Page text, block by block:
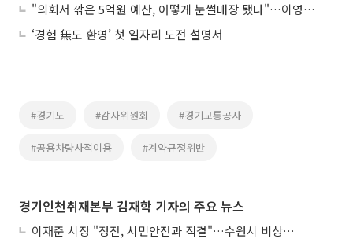
"의회서 깎은 5억원 예산, 어떻게 눈썰매장 됐나"…이영희 의원, 경기도 예산집행 정면 질타
‘경험 無도 환영’ 첫 일자리 도전 설명서
#경기도 #감사위원회 #경기교통공사
#공용차량사적이용 #계약규정위반
경기인천취재본부 김재학 기자의 주요 뉴스
이재준 시장 "정전, 시민안전과 직결"…수원시 비상대응체계 가동